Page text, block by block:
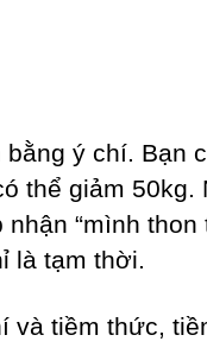
ý chí. Bạn
thể giảm 50kg.
“mình thon
là tạm thời.
và tiềm thức,